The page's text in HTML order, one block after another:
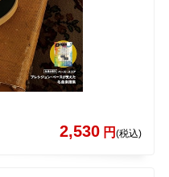
2,530 円(税込)